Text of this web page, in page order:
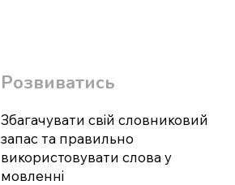
Розвиватись
Збагачувати свій словниковий
запас та правильно
використовувати слова у
мовленні